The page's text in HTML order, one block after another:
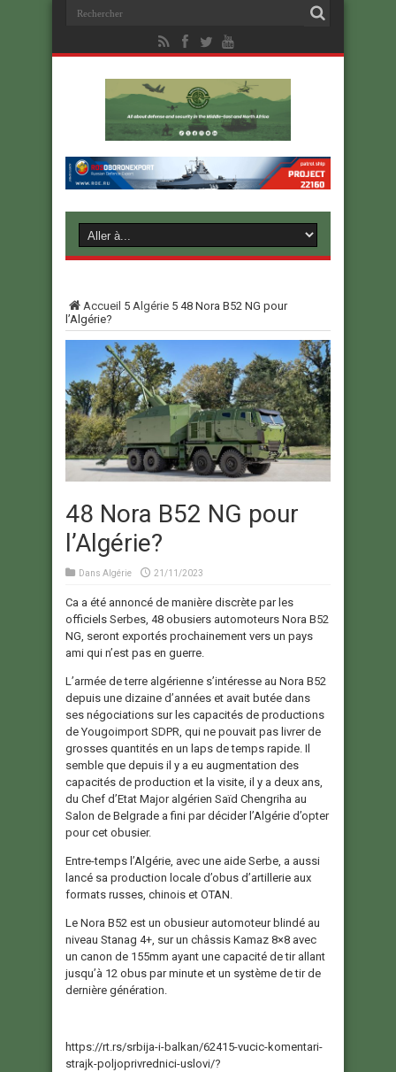
Accueil 5 Algérie 5 48 Nora B52 NG pour
l’Algérie?
48 Nora B52 NG pour
l’Algérie?
Dans Algérie 21/11/2023
Ca a été annoncé de manière discrète par les
officiels Serbes, 48 obusiers automoteurs Nora B52
NG, seront exportés prochainement vers un pays
ami qui n’est pas en guerre.
L’armée de terre algérienne s’intéresse au Nora B52
depuis une dizaine d’années et avait butée dans
ses négociations sur les capacités de productions
de Yougoimport SDPR, qui ne pouvait pas livrer de
grosses quantités en un laps de temps rapide. Il
semble que depuis il y a eu augmentation des
capacités de production et la visite, il y a deux ans,
du Chef d’Etat Major algérien Saïd Chengriha au
Salon de Belgrade a fini par décider l’Algérie d’opter
pour cet obusier.
Entre-temps l’Algérie, avec une aide Serbe, a aussi
lancé sa production locale d’obus d’artillerie aux
formats russes, chinois et OTAN.
Le Nora B52 est un obusieur automoteur blindé au
niveau Stanag 4+, sur un châssis Kamaz 8×8 avec
un canon de 155mm ayant une capacité de tir allant
jusqu’à 12 obus par minute et un système de tir de
dernière génération.
https://rt.rs/srbija-i-balkan/62415-vucic-komentari-
strajk-poljoprivrednici-uslovi/?